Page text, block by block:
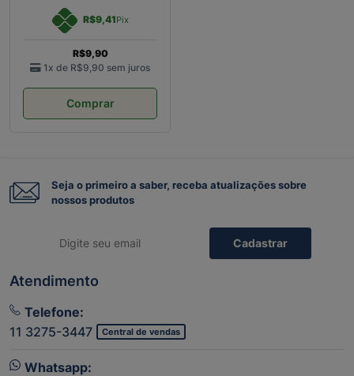
R$9,41Pix
R$9,90
1x de R$9,90 sem juros
Comprar
Seja o primeiro a saber, receba atualizações sobre
nossos produtos
Cadastrar
Atendimento
Telefone:
11 3275-3447
Central de vendas
Whatsapp: